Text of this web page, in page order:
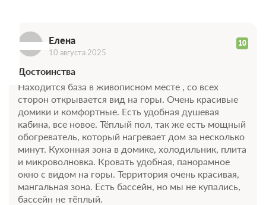
ЕЕлена 10
10 августа 2025
Достоинства
Находится база в живописном месте , со всех
сторон открывается вид на горы. Очень красивые
домики и комфортные. Есть удобная душевая
кабина, все новое. Тёплый пол, так же есть мощный
обогреватель, который нагревает дом за несколько
минут. Кухонная зона в домике, холодильник, плита
и микроволновка. Кровать удобная, панорамное
окно с видом на горы. Территория очень красивая,
мангальная зона. Есть бассейн, но мы не купались,
бассейн не тёплый.